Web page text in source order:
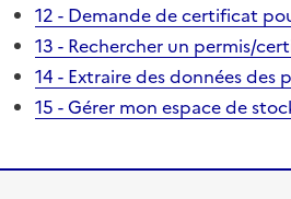
12 - Demande de certificat
13 - Rechercher un permis/
14 - Extraire des données des
15 - Gérer mon espace de